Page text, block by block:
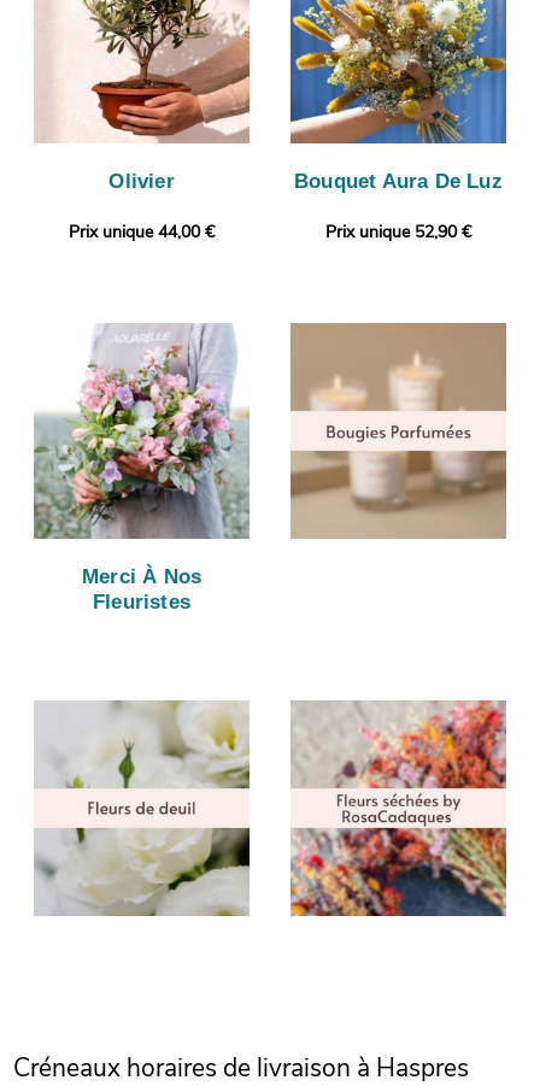
Olivier
Prix unique 44,00 €
Bouquet Aura De Luz
Prix unique 52,90 €
Merci À Nos
Fleuristes
Créneaux horaires de livraison à Haspres